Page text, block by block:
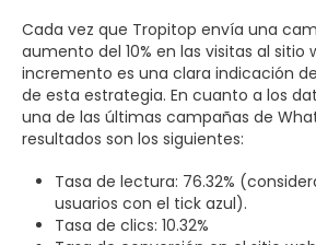
Cada vez que Tropitop envía una
aumento del 10% en las visitas al sitio
incremento es una clara indicación
de esta estrategia. En cuanto a los
una de las últimas campañas de
resultados son los siguientes:
Tasa de lectura: 76.32%
usuarios con el tick azul).
Tasa de clics: 10.32%